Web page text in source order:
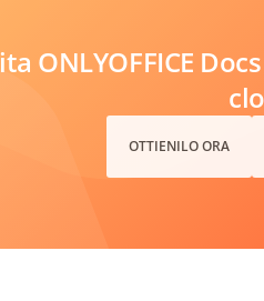
ONLYOFFICE
OTTIENILO ORA